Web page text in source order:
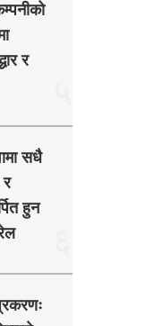
र
सधै
हुन